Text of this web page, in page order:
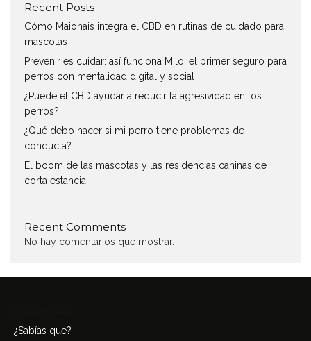
Recent Posts
Cómo Maionais integra el CBD en rutinas de cuidado para
mascotas
Prevenir es cuidar: así funciona Milo, el primer seguro para
perros con mentalidad digital y social
¿Puede el CBD ayudar a reducir la agresividad en los
perros?
¿Qué debo hacer si mi perro tiene problemas de
conducta?
El boom de las mascotas y las residencias caninas de
corta estancia
Recent Comments
No hay comentarios que mostrar.
¿Sabías que?